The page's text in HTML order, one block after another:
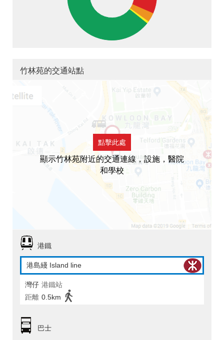
竹林苑的交通站點
點擊此處
顯示竹林苑附近的交通連線，設施，醫院
和學校
港鐵
港島綫 Island line
灣仔 港鐵站
距離 0.5km
巴士